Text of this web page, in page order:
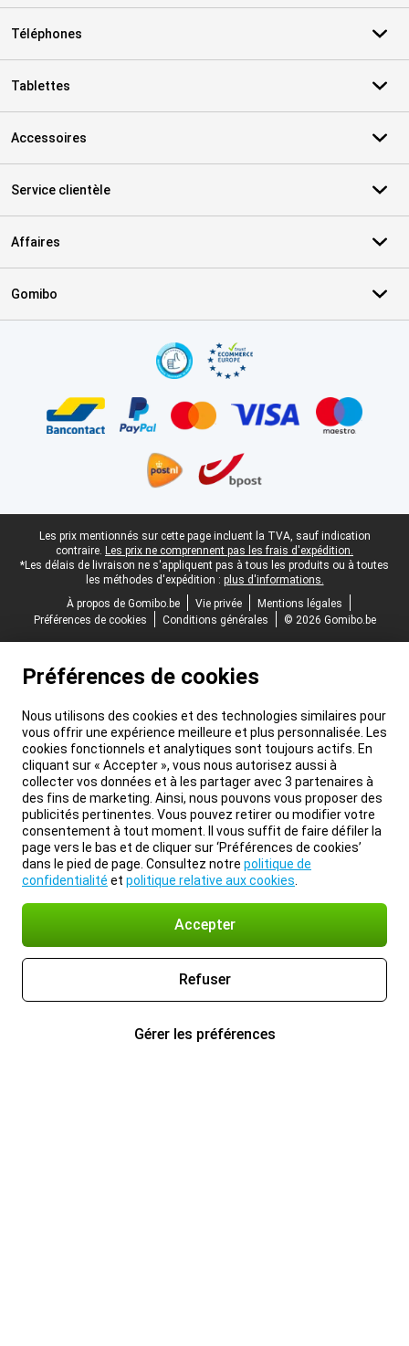
Téléphones
Tablettes
Accessoires
Service clientèle
Affaires
Gomibo
Pied-de-page légal
Les prix mentionnés sur cette page incluent la TVA, sauf indication
contraire. Les prix ne comprennent pas les frais d'expédition.
*Les délais de livraison ne s'appliquent pas à tous les produits ou à toutes
les méthodes d'expédition : plus d'informations.
À propos de Gomibo.be
Vie privée
Mentions légales
Préférences de cookies
Conditions générales © 2026 Gomibo.be
Préférences de cookies
Nous utilisons des cookies et des technologies similaires pour
vous offrir une expérience meilleure et plus personnalisée. Les
cookies fonctionnels et analytiques sont toujours actifs. En
cliquant sur « Accepter », vous nous autorisez aussi à
collecter vos données et à les partager avec 3 partenaires à
des fins de marketing. Ainsi, nous pouvons vous proposer des
publicités pertinentes. Vous pouvez retirer ou modifier votre
consentement à tout moment. Il vous suffit de faire défiler la
page vers le bas et de cliquer sur ‘Préférences de cookies’
dans le pied de page. Consultez notre politique de
confidentialité et politique relative aux cookies
Accepter
Refuser
Gérer les préférences